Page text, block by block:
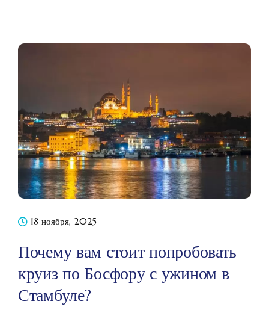
18 ноября, 2025
Почему вам стоит попробовать
круиз по Босфору с ужином в
Стамбуле?